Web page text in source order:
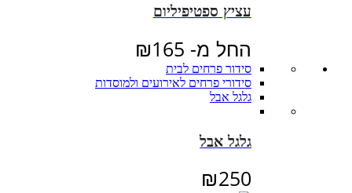
עציץ ספטיפיליום
החל מ- ₪165
סידור פרחים לבית
סידורי פרחים לאירועים ולמוסדות
גלגל אבל
גלגל אבל
₪250